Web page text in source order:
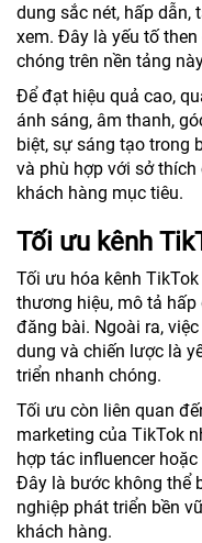
dung sắc nét, hấp dẫn,
xem. Đây là yếu tố
chóng trên nền tảng
Để đạt hiệu quả cao,
ánh sáng, âm thanh,
biệt, sự sáng tạo trong
và phù hợp với sở
khách hàng mục tiêu.
Tối ưu kênh
Tối ưu hóa kênh
thương hiệu, mô tả
đăng bài. Ngoài ra,
dung và chiến lược là
triển nhanh chóng.
Tối ưu còn liên quan
marketing của TikTok
hợp tác influencer
Đây là bước không thể
nghiệp phát triển bền
khách hàng.